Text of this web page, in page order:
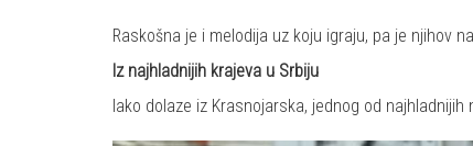
Raskošna je i melodija uz koju igraju, pa je njihov
Iz najhladnijih krajeva u Srbiju
Iako dolaze iz Krasnojarska, jednog od